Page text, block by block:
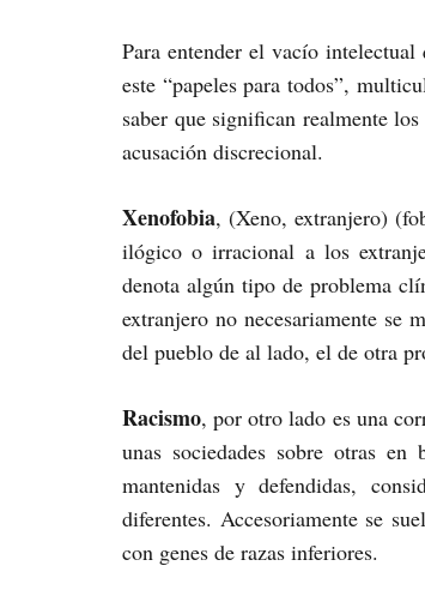
Para entender el vacío intelectual
este “papeles para todos”,
saber que significan realmente
acusación discrecional.
Xenofobia, (Xeno, extranjero)
ilógico o irracional a los
denota algún tipo de problema
extranjero no necesariamente se
del pueblo de al lado, el de otra
Racismo, por otro lado es una
unas sociedades sobre otras
mantenidas y defendidas,
diferentes. Accesoriamente se
con genes de razas inferiores.